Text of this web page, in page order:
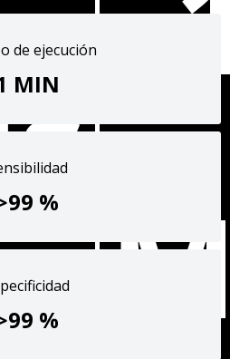
de ejecución
MIN
%
%